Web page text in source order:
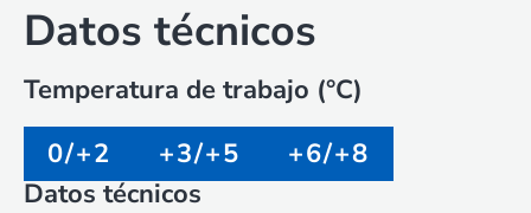
Datos técnicos
Temperatura de trabajo (°C)
0/+2
+3/+5
+6/+8
Datos técnicos